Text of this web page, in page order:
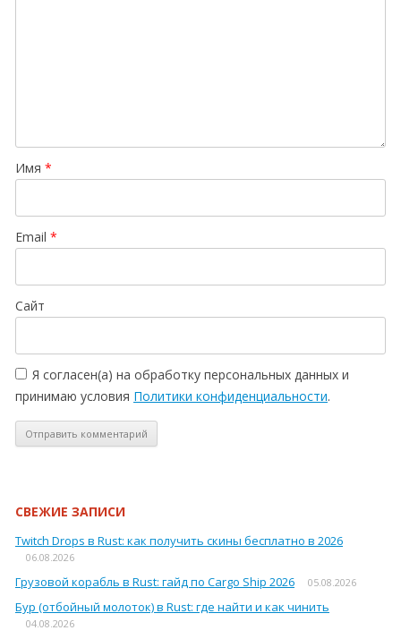
Имя *
Email *
Сайт
Я согласен(а) на обработку персональных данных и
принимаю условия Политики конфиденциальности.
СВЕЖИЕ ЗАПИСИ
Twitch Drops в Rust: как получить скины бесплатно в 2026
06.08.2026
Грузовой корабль в Rust: гайд по Cargo Ship 2026 05.08.2026
Бур (отбойный молоток) в Rust: где найти и как чинить
04.08.2026